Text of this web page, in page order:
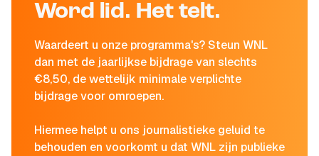
Word lid. Het telt.
Waardeert u onze programma's? Steun WNL
dan met de jaarlijkse bijdrage van slechts
€8,50, de wettelijk minimale verplichte
bijdrage voor omroepen.
Hiermee helpt u ons journalistieke geluid te
behouden en voorkomt u dat WNL zijn publieke